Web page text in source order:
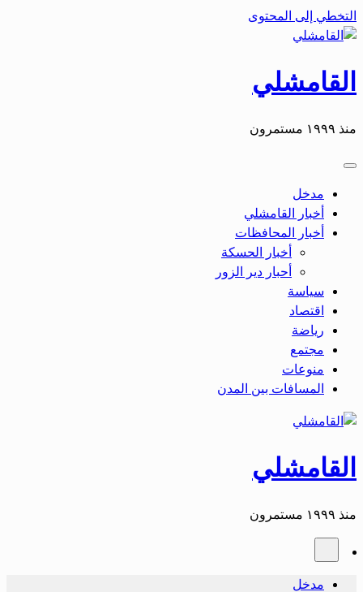
التخطي إلى المحتوى
القامشلي
منذ ١٩٩٩ مستمرون
مدخل
أخبار القامشلي
أخبار المحافظات
أخبار الحسكة
أحبار دير الزور
سياسة
اقتصاد
رياضة
مجتمع
منوعات
المسافات بين المدن
القامشلي
منذ ١٩٩٩ مستمرون
مدخل